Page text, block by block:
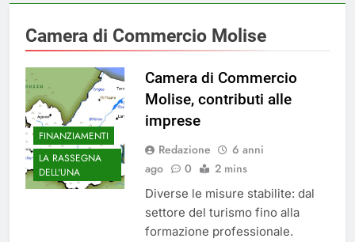
Camera di Commercio Molise
FINANZIAMENTI
LA RASSEGNA
DELL'UNA
Camera di Commercio
Molise, contributi alle
imprese
Redazione
6 anni
ago
0 2 mins
Diverse le misure stabilite: dal
settore del turismo fino alla
formazione professionale.